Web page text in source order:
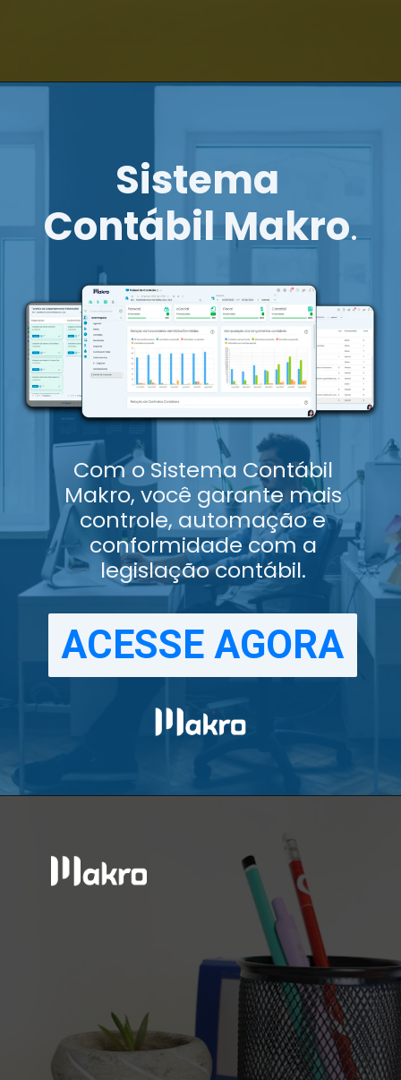
Com o Sistema Contábil
Makro, você garante mais
controle, automação e
conformidade com a
legislação contábil.
ACESSE AGORA
ACESSE AGORA
Sistema
Contábil Makro.